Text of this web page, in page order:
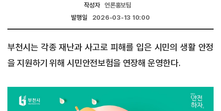
작성자
언론홍보팀
발행일
2026-03-13 10:00
부천시는 각종 재난과 사고로 피해를 입은 시민의 생활 안정
을 지원하기 위해 시민안전보험을 연장해 운영한다.